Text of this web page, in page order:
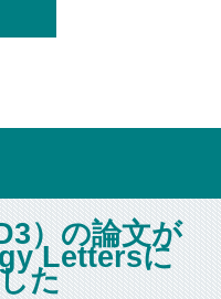
）の論文が
Lettersに
た